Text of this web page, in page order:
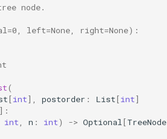
node.
left=None, right=None):
(
[int], postorder : List[int]
]:
int, n : int) -> Optional[TreeNode